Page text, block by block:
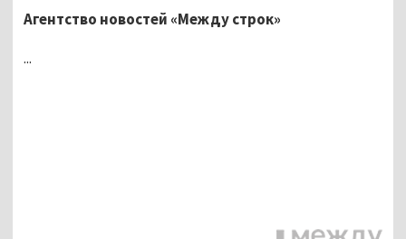
Агентство новостей «Между строк»
...